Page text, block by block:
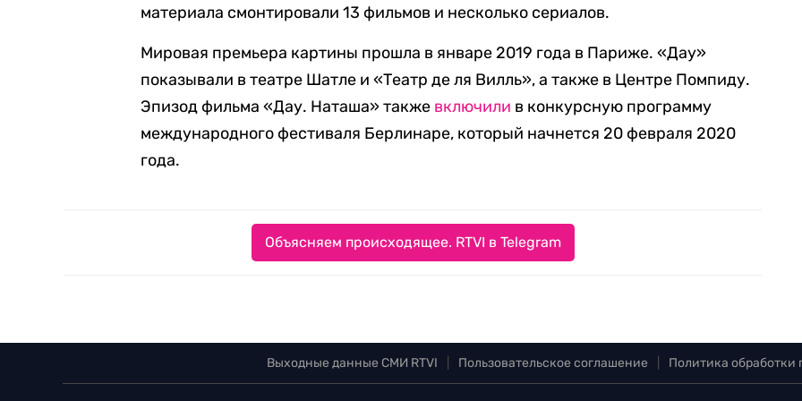
материала смонтировали 13 фильмов и несколько сериалов.
Мировая премьера картины прошла в январе 2019 года в Париже. «Дау»
показывали в театре Шатле и «Театр де ля Вилль», а также в Центре Помпиду.
Эпизод фильма «Дау. Наташа» также включили в конкурсную программу
международного фестиваля Берлинаре, который начнется 20 февраля 2020
года.
Объясняем происходящее. RTVI в Telegram
Выходные данные СМИ RTVI Пользовательское соглашение Политика